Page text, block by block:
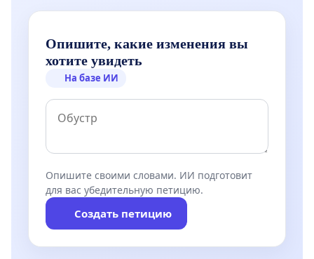
Опишите, какие изменения вы
хотите увидеть
На базе ИИ
Опишите своими словами. ИИ подготовит
для вас убедительную петицию.
Создать петицию